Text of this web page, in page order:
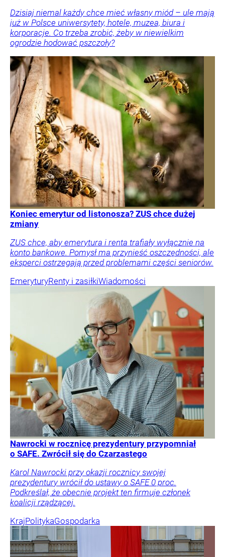
Dzisiaj niemal każdy chce mieć własny miód – ule mają
już w Polsce uniwersytety, hotele, muzea, biura i
korporacje. Co trzeba zrobić, żeby w niewielkim
ogrodzie hodować pszczoły?
Koniec emerytur od listonosza? ZUS chce dużej
zmiany
ZUS chce, aby emerytura i renta trafiały wyłącznie na
konto bankowe. Pomysł ma przynieść oszczędności, ale
eksperci ostrzegają przed problemami części seniorów.
EmeryturyRenty i zasiłkiWiadomości
Nawrocki w rocznicę prezydentury przypomniał
o SAFE. Zwrócił się do Czarzastego
Karol Nawrocki przy okazji rocznicy swojej
prezydentury wrócił do ustawy o SAFE 0 proc.
Podkreślał, że obecnie projekt ten firmuje członek
koalicji rządzącej.
KrajPolitykaGospodarka